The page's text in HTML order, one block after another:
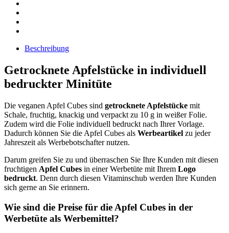
Beschreibung
Getrocknete Apfelstücke in individuell
bedruckter Minitüte
Die veganen Apfel Cubes sind getrocknete Apfelstücke mit
Schale, fruchtig, knackig und verpackt zu 10 g in weißer Folie.
Zudem wird die Folie individuell bedruckt nach Ihrer Vorlage.
Dadurch können Sie die Apfel Cubes als Werbeartikel zu jeder
Jahreszeit als Werbebotschafter nutzen.
Darum greifen Sie zu und überraschen Sie Ihre Kunden mit diesen
fruchtigen Apfel Cubes in einer Werbetüte mit Ihrem Logo
bedruckt. Denn durch diesen Vitaminschub werden Ihre Kunden
sich gerne an Sie erinnern.
Wie sind die Preise für die Apfel Cubes in der
Werbetüte als Werbemittel?